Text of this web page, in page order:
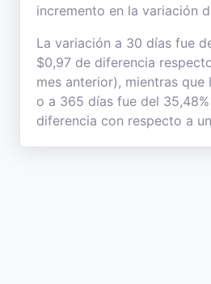
incremento en la variación
La variación a 30 días fue
$0,97 de diferencia
mes anterior), mientras que
o a 365 días fue del
diferencia con respecto a